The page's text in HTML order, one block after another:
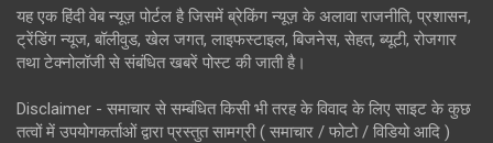
यह एक हिंदी वेब न्यूज़ पोर्टल है जिसमें ब्रेकिंग न्यूज़ के अलावा राजनीति, प्रशासन,
ट्रेंडिंग न्यूज, बॉलीवुड, खेल जगत, लाइफस्टाइल, बिजनेस, सेहत, ब्यूटी, रोजगार
तथा टेक्नोलॉजी से संबंधित खबरें पोस्ट की जाती है।
Disclaimer - समाचार से सम्बंधित किसी भी तरह के विवाद के लिए साइट के कुछ
तत्वों में उपयोगकर्ताओं द्वारा प्रस्तुत सामग्री ( समाचार / फोटो / विडियो आदि )